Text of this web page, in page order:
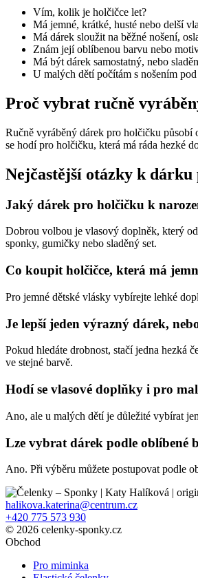
Vím, kolik je holčičce let?
Má jemné, krátké, husté nebo delší
Má dárek sloužit na běžné nošení,
Znám její oblíbenou barvu nebo
Má být dárek samostatný, nebo
U malých dětí počítám s nošením
Proč vybrat ručně
Ručně vyráběný dárek pro holčičku působí
se hodí pro holčičku, která má ráda hezké
Nejčastější otázky k
Jaký dárek pro holčičku k
Dobrou volbou je vlasový doplněk, který
sponky, gumičky nebo sladěný set.
Co koupit holčičce, která má
Pro jemné dětské vlásky vybírejte lehké
Je lepší jeden výrazný dárek,
Pokud hledáte drobnost, stačí jedna hezká
ve stejné barvě.
Hodí se vlasové doplňky i pro
Ano, ale u malých dětí je důležité vybírat
Lze vybrat dárek podle oblíbené
Ano. Při výběru můžete postupovat podle
halikova.katerina@centrum.cz
+420 775 573 930
© 2026 celenky-sponky.cz
Obchod
Pro miminka